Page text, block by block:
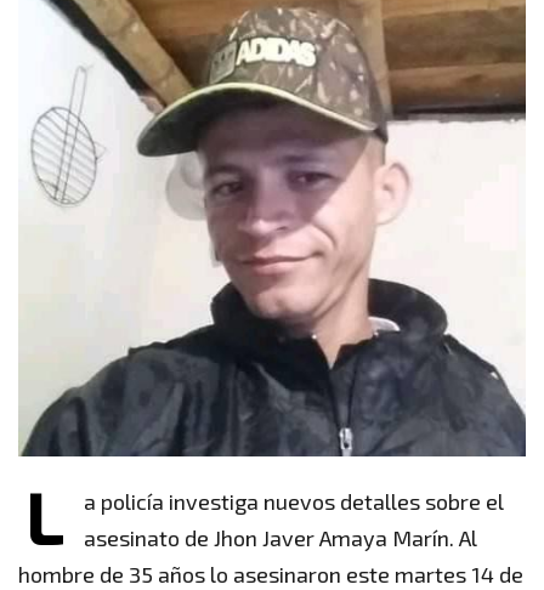
L
a policía investiga nuevos detalles sobre el
asesinato de Jhon Javer Amaya Marín. Al
hombre de 35 años lo asesinaron este martes 14 de